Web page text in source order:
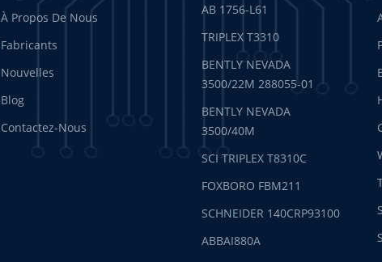
À Propos De Nous
Fabricants
Nouvelles
Blog
Contactez-Nous
AB 1756-L61
TRIPLEX T3310
BENTLY NEVADA
3500/22M 288055-01
BENTLY NEVADA
3500/40M
SCI TRIPLEX T8310C
FOXBORO FBM211
SCHNEIDER 140CRP93100
ABBAI880A